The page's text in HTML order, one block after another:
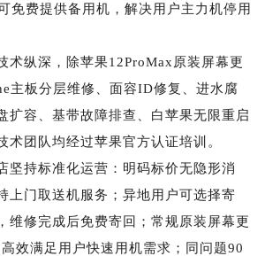
免费提供备用机，解决用户主力机停用
术纵深，除苹果12ProMax原装屏幕更
主板分层维修、面容ID修复、进水腐
扩容、基带故障排查、白苹果无限重启
术团队均经过苹果官方认证培训。
坚持标准化运营：明码标价无隐形消
上门取送机服务；异地用户可选择寄
维修完成后免费寄回；常规原装屏幕更
效满足用户快速用机需求；同问题90